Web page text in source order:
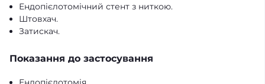
Ендопієлотомічний стент з ниткою.
Штовхач.
Затискач.
Показання до застосування